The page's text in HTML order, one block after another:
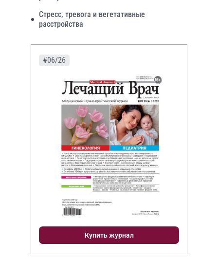
Стресс, тревога и вегетативные
расстройства
#06/26
Купить журнал